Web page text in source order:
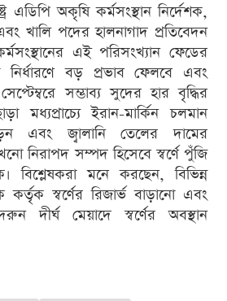
এডিপি অকৃষি কর্মসংস্থান নির্দেশক,
খালি পদের হালনাগাদ প্রতিবেদন
এই পরিসংখ্যান ফেডের
নির্ধারণে বড় প্রভাব ফেলবে এবং
সম্ভাব্য সুদের হার বৃদ্ধির
মধ্যপ্রাচ্যে ইরান-মার্কিন চলমান
এবং জ্বালানি তেলের দামের
নিরাপদ সম্পদ হিসেবে স্বর্ণে পুঁজি
বিশ্লেষকরা মনে করছেন, বিভিন্ন
কর্তৃক স্বর্ণের রিজার্ভ বাড়ানো এবং
দীর্ঘ মেয়াদে স্বর্ণের অবস্থান